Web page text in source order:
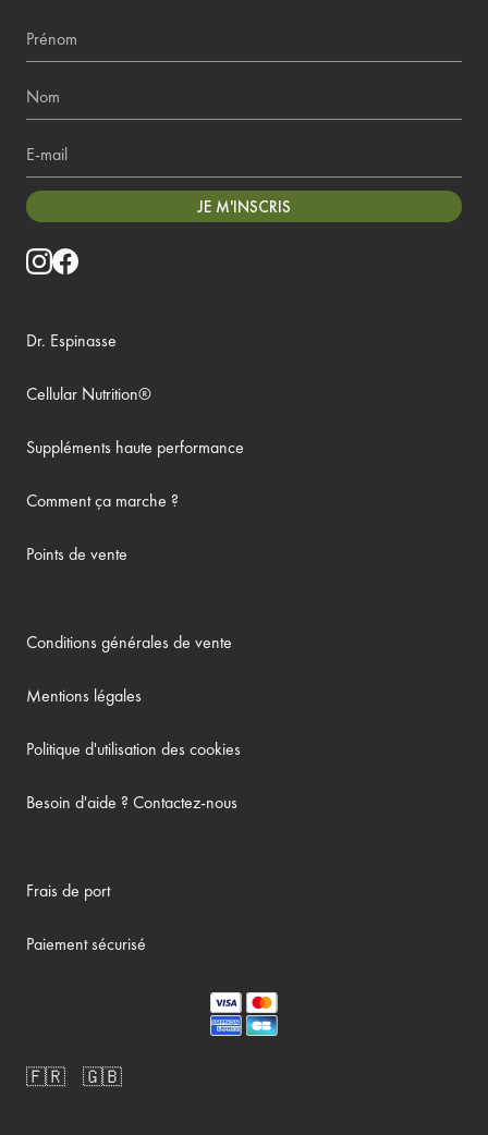
Nom
E-mail
JE M'INSCRIS
Dr. Espinasse
Cellular Nutrition®
Suppléments haute performance
Comment ça marche ?
Points de vente
Conditions générales de vente
Mentions légales
Politique d'utilisation des cookies
Besoin d'aide ? Contactez-nous
Frais de port
Paiement sécurisé
🇫🇷 🇬🇧